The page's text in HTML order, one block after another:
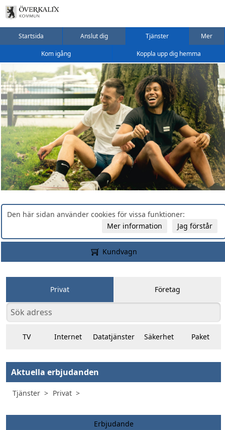
Startsida Anslut dig Tjänster Mer
Kom igång Koppla upp dig hemma
Den här sidan använder cookies för vissa funktioner:
Jag förstår
Mer information
Kundvagn
Privat Företag
TV Internet Datatjänster Säkerhet Paket
Aktuella erbjudanden
Tjänster Privat
Erbjudande